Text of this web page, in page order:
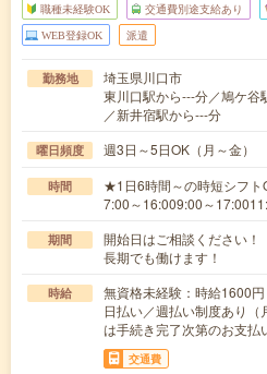
職種未経験OK 交通費別途支給あり
WEB登録OK 派遣
勤務地
埼玉県川口市
東川口駅から---分／鳩ケ
／新井宿駅から---分
曜日頻度 週3日～5日OK（月～金
時間
★1日6時間～の時短シフト
7:00～16:009:00～
期間
開始日はご相談ください
長期でも働けます！
時給
無資格未経験：時給
日払い／週払い制度あり
は手続き完了次第のお支払
交通費